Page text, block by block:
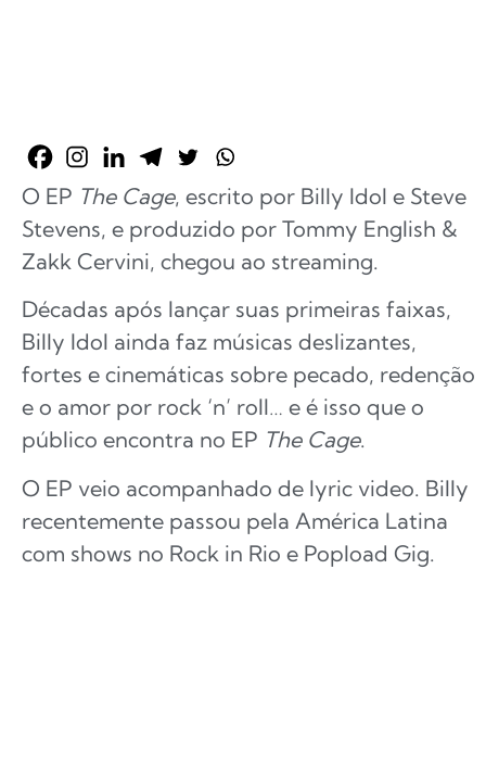
O EP The Cage, escrito por Billy Idol e Steve
Stevens, e produzido por Tommy English &
Zakk Cervini, chegou ao streaming.
Décadas após lançar suas primeiras faixas,
Billy Idol ainda faz músicas deslizantes,
fortes e cinemáticas sobre pecado, redenção
e o amor por rock ‘n’ roll… e é isso que o
público encontra no EP The Cage.
O EP veio acompanhado de lyric video. Billy
recentemente passou pela América Latina
com shows no Rock in Rio e Popload Gig.